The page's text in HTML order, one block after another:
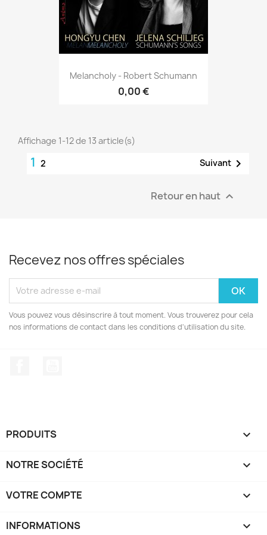
Melancholy - Robert Schumann
0,00 €
Affichage 1-12 de 13 article(s)
1 2 Suivant 
Retour en haut 
Recevez nos offres spéciales
Vous pouvez vous désinscrire à tout moment. Vous trouverez pour cela
nos informations de contact dans les conditions d'utilisation du site.
PRODUITS 
NOTRE SOCIÉTÉ 
VOTRE COMPTE 
INFORMATIONS keyboard_arrow_down